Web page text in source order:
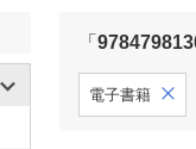
「
電子書籍